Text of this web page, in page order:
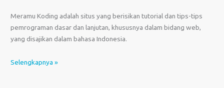
Meramu Koding adalah situs yang berisikan tutorial dan tips-tips
pemrograman dasar dan lanjutan, khususnya dalam bidang web,
yang disajikan dalam bahasa Indonesia.
Selengkapnya »